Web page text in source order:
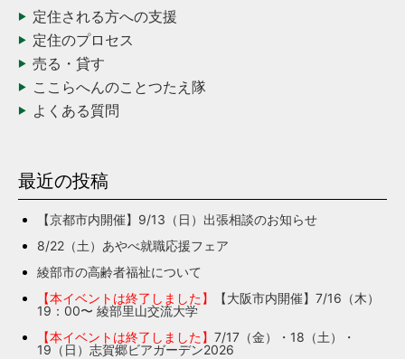
定住される方への支援
定住のプロセス
売る・貸す
ここらへんのことつたえ隊
よくある質問
最近の投稿
【京都市内開催】9/13（日）出張相談のお知らせ
8/22（土）あやべ就職応援フェア
綾部市の高齢者福祉について
【本イベントは終了しました】
【大阪市内開催】7/16（木）
19：00〜 綾部里山交流大学
【本イベントは終了しました】 7/17（金）・18（土）・
19（日）志賀郷ビアガーデン2026